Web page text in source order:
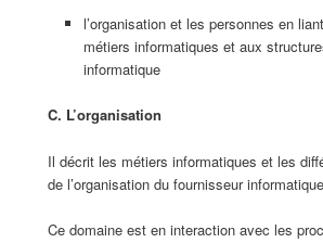
l’organisation et les personnes en
métiers informatiques et aux
informatique
C. L’organisation
Il décrit les métiers informatiques et les
de l’organisation du fournisseur
Ce domaine est en interaction avec les